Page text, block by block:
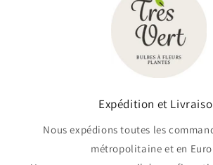
Expédition et
Nous expédions toutes les
métropolitaine et en